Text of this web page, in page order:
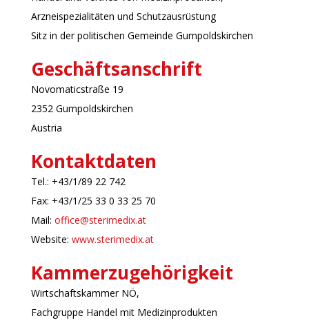
Arzneispezialitäten und Schutzausrüstung
Sitz in der politischen Gemeinde Gumpoldskirchen
Geschäftsanschrift
Novomaticstraße 19
2352 Gumpoldskirchen
Austria
Kontaktdaten
Tel.: +43/1/89 22 742
Fax: +43/1/25 33 0 33 25 70
Mail: office@sterimedix.at
Website: www.sterimedix.at
Kammerzugehörigkeit
Wirtschaftskammer NÖ,
Fachgruppe Handel mit Medizinprodukten